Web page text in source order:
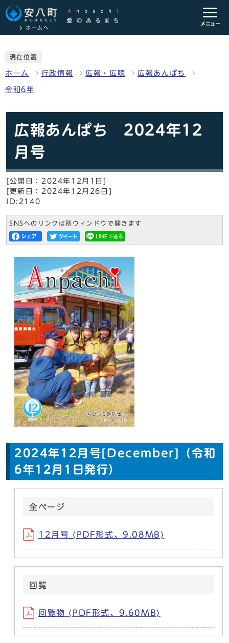
ホームへ
メニュー
現在位置
ホーム 行政情報 広報・広聴 広報あんぱち
令和6年
広報あんぱち 2024年12
月号
[公開日：2024年12月1日]
[更新日：2024年12月26日]
ID:2140
SNSへのリンクは別ウィンドウで開きます
2024年12月号[December]（令和
6年12月1日発行）
全ページ
12月号 (PDF形式、9.08MB)
回覧
回覧物 (PDF形式、9.60MB)